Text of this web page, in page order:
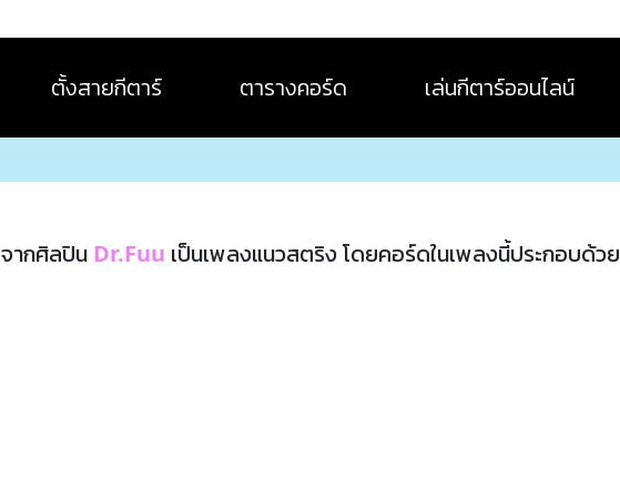
ตั้งสายกีตาร์ ตารางคอร์ด เล่นกีตาร์ออนไลน์
จากศิลปิน Dr.Fuu เป็นเพลงแนวสตริง โดยคอร์ดในเพลงนี้ประกอบด้วย